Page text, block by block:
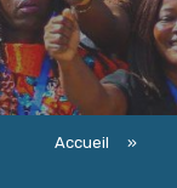
Accueil »